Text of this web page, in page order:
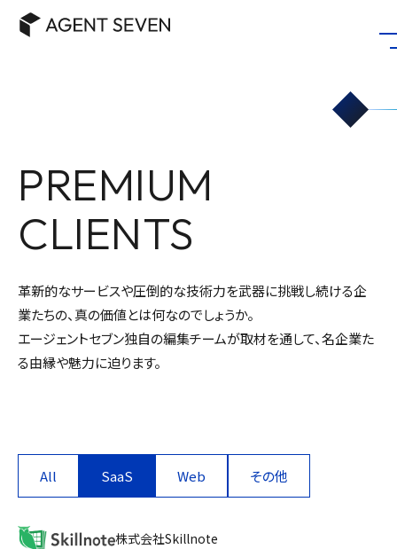
PREMIUM
CLIENTS
革新的なサービスや圧倒的な技術力を武器に挑戦し続ける企
業たちの、真の価値とは何なのでしょうか。
エージェントセブン独自の編集チームが取材を通して、名企業た
る由縁や魅力に迫ります。
All SaaS Web その他
株式会社Skillnote